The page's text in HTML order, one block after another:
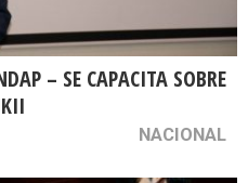
– SE CAPACITA SOBRE
NACIONAL